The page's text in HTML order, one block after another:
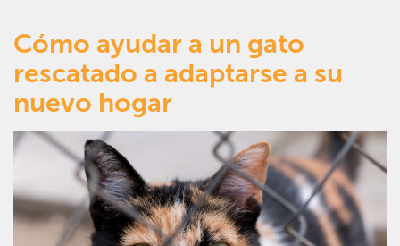
Cómo ayudar a un gato
rescatado a adaptarse a su
nuevo hogar